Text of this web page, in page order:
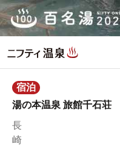
宿泊
湯の本温泉 旅館千石荘
長
崎